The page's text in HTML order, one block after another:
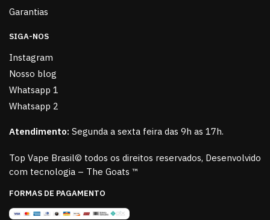
Garantias
SIGA-NOS
Instagram
Nosso blog
Whatsapp 1
Whatsapp 2
Atendimento: Segunda a sexta feira das 9h as 17h.
Top Vape Brasil© todos os direitos reservados, Desenvolvido
com tecnologia – The Goats ™
FORMAS DE PAGAMENTO